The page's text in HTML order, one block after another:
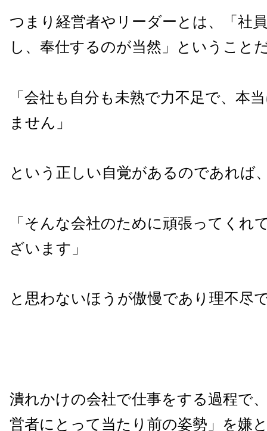
つまり経営者やリーダーとは、「社
し、奉仕するのが当然」ということ
「会社も自分も未熟で力不足で、本
ません」
という正しい自覚があるのであれば
「そんな会社のために頑張ってくれ
ざいます」
と思わないほうが傲慢であり理不尽
潰れかけの会社で仕事をする過程で
営者にとって当たり前の姿勢」を嫌